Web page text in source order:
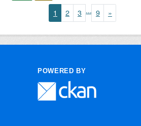
1 2 3 ... 9 »
POWERED BY